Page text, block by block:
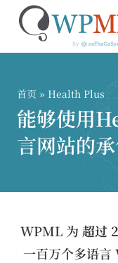
首页 » Health Plus
能够使用
言网站的
WPML 为 超过
一百万个多语